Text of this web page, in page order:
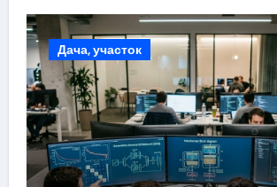
Дача, участок